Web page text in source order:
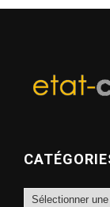
Catégories